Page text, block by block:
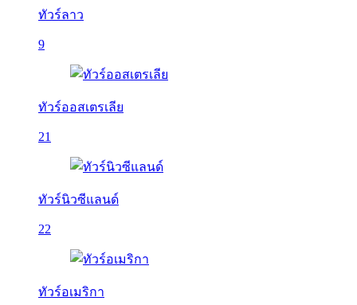
ทัวร์ลาว
9
ทัวร์ออสเตรเลีย
21
ทัวร์นิวซีแลนด์
22
ทัวร์อเมริกา